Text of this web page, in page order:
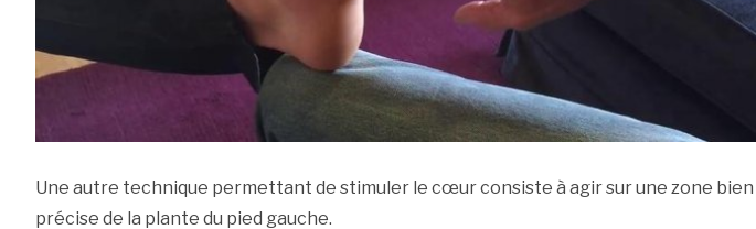
Une autre technique permettant de stimuler le cœur consiste à agir sur une zone bien
précise de la plante du pied gauche.